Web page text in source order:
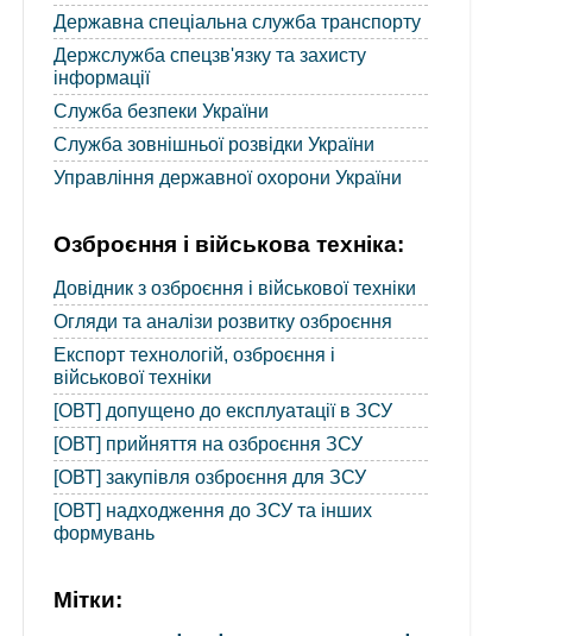
Державна спеціальна служба транспорту
Держслужба спецзв'язку та захисту
інформації
Служба безпеки України
Служба зовнішньої розвідки України
Управління державної охорони України
Озброєння і військова техніка:
Довідник з озброєння і військової техніки
Огляди та аналізи розвитку озброєння
Експорт технологій, озброєння і
військової техніки
[ОВТ] допущено до експлуатації в ЗСУ
[ОВТ] прийняття на озброєння ЗСУ
[ОВТ] закупівля озброєння для ЗСУ
[ОВТ] надходження до ЗСУ та інших
формувань
Мітки: